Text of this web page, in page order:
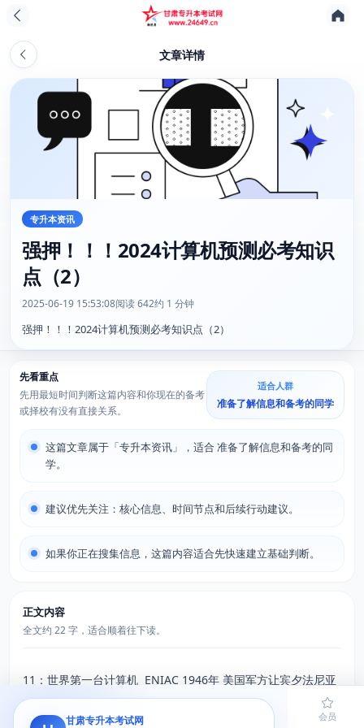
文章详情
专升本资讯
强押！！！2024计算机预测必考知识
点（2）
2025-06-19 15:53:08阅读 642约 1 分钟
强押！！！2024计算机预测必考知识点（2）
先看重点
先用最短时间判断这篇内容和你现在的备考
或择校有没有直接关系。
适合人群
准备了解信息和备考的同学
这篇文章属于「专升本资讯」，适合 准备了解信息和备考的同
学。
建议优先关注：核心信息、时间节点和后续行动建议。
如果你正在搜集信息，这篇内容适合先快速建立基础判断。
正文内容
全文约 22 字，适合顺着往下读。
11：世界第一台计算机 ENIAC 1946年 美国军方让宾夕法尼亚
大学研制 利用电子管
甘肃专升本考试网
首页 题库 会员